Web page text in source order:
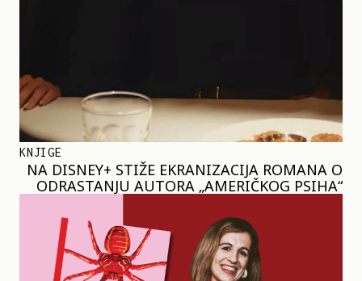
KNJIGE
NA DISNEY+ STIŽE EKRANIZACIJA ROMANA O
ODRASTANJU AUTORA „AMERIČKOG PSIHA“